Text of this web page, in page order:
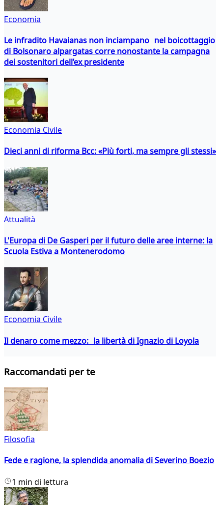
Economia
Le infradito Havaianas non inciampano nel boicottaggio
di Bolsonaro alpargatas corre nonostante la campagna
dei sostenitori dell’ex presidente
Economia Civile
Dieci anni di riforma Bcc: «Più forti, ma sempre gli stessi»
Attualità
L'Europa di De Gasperi per il futuro delle aree interne: la
Scuola Estiva a Montenerodomo
Economia Civile
Il denaro come mezzo: la libertà di Ignazio di Loyola
Raccomandati per te
Filosofia
Fede e ragione, la splendida anomalia di Severino Boezio
1 min di lettura